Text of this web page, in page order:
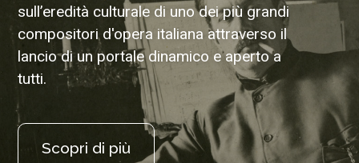
sull’eredità culturale di uno dei più grandi
compositori d'opera italiana attraverso il
lancio di un portale dinamico e aperto a
tutti.
Scopri di più